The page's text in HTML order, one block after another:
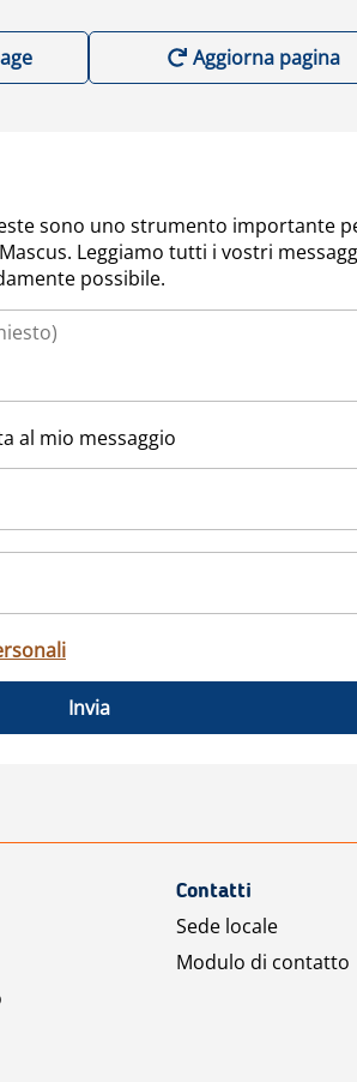
Aggiorna pagina
sono uno strumento importante
Leggiamo tutti i vostri
possibile.
al mio messaggio
Invia
Contatti
Sede locale
Modulo di contatto